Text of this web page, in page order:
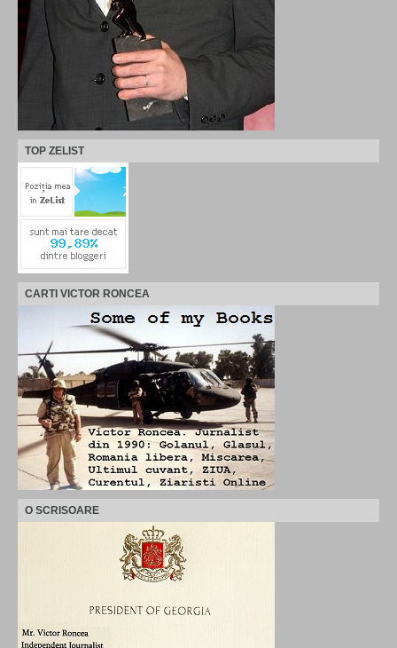
TOP ZELIST
CARTI VICTOR RONCEA
O SCRISOARE